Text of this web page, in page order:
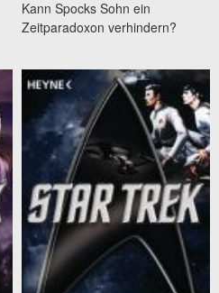
Kann Spocks Sohn ein
Zeitparadoxon verhindern?